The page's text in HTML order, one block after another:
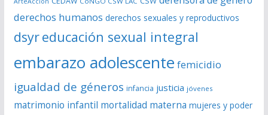
e
o
derechos humanos derechos sexuales y reproductivos
dsyreducación sexual integral
embarazo adolescente femicidio
igualdad de géneros infancia justicia jóvenes
matrimonio infantil mortalidad materna mujeres y poder